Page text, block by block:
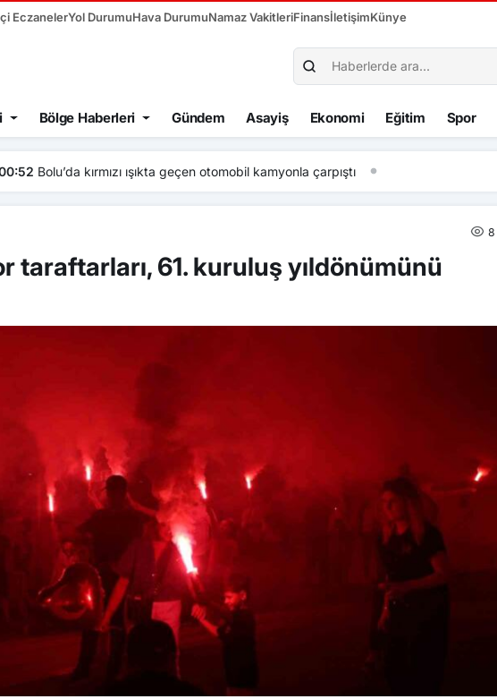
EczanelerYol DurumuHava DurumuNamaz VakitleriFinansİletişimKünye
Bölge Haberleri Gündem Asayiş Ekonomi Eğitim Spor
Bolu’da kırmızı ışıkta geçen otomobil kamyonla çarpıştı
8
taraftarları, 61. kuruluş yıldönümünü